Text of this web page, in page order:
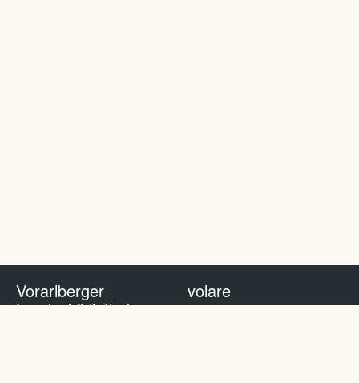
Vorarlberger
Landesbibliothek
volare